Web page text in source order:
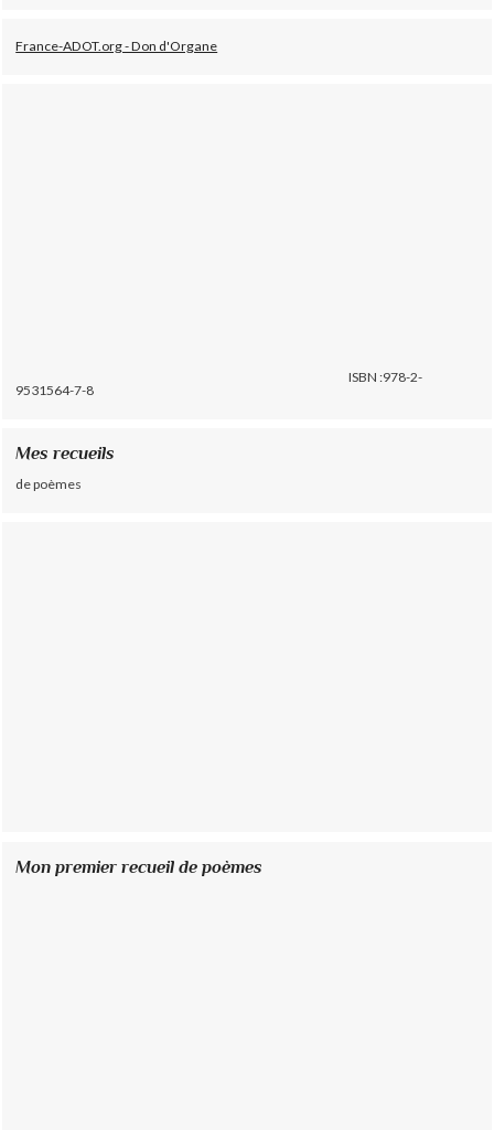
France-ADOT.org - Don d'Organe
ISBN :978-2-
9531564-7-8
Mes recueils
de poèmes
Mon premier recueil de poèmes